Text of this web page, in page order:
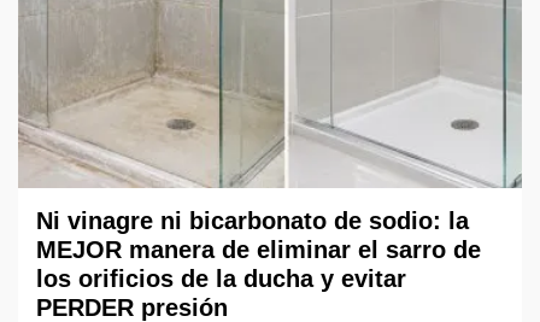
Ni vinagre ni bicarbonato de sodio: la
MEJOR manera de eliminar el sarro de
los orificios de la ducha y evitar
PERDER presión